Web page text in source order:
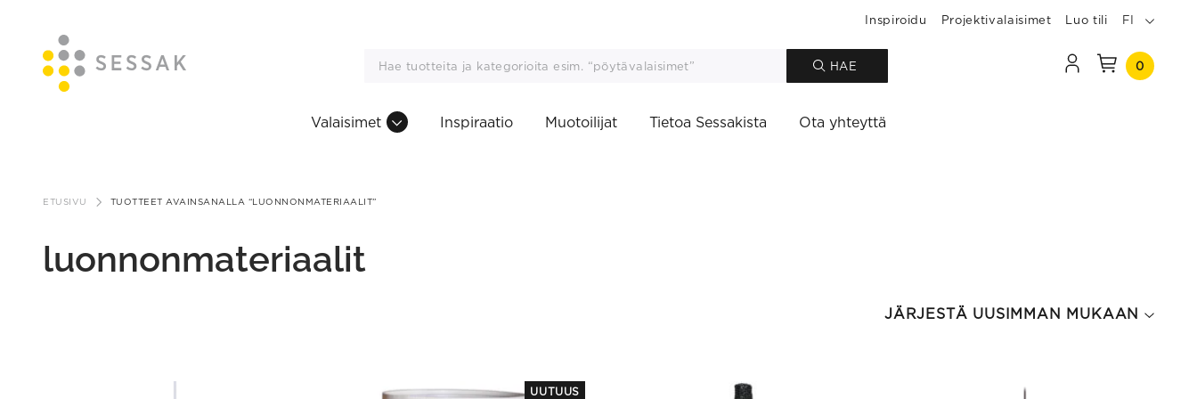
sisältöön
Inspiroidu Projektivalaisimet Luo tili FI
HAE 0
Valaisimet Inspiraatio Muotoilijat Tietoa Sessakista Ota yhteyttä
ETUSIVU TUOTTEET AVAINSANALLA “LUONNONMATERIAALIT”
luonnonmateriaalit
UUTUUS
This